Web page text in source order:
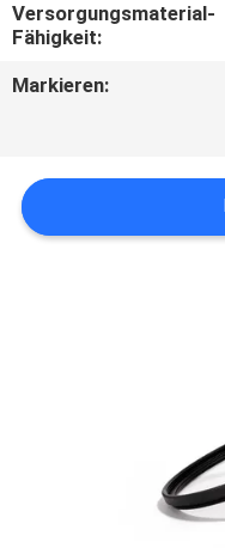
UNS
IN
FORDERN
SIE
Versorgungsmaterial-
Fähigkeit:
Markieren: